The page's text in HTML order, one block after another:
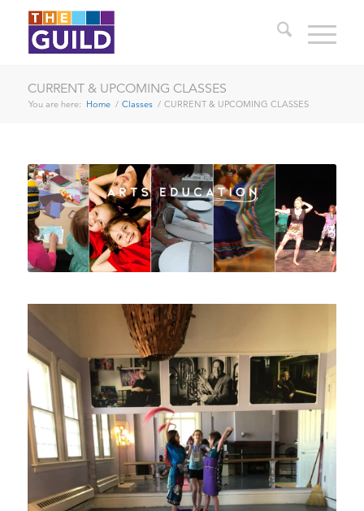
CURRENT & UPCOMING CLASSES
You are here: Home / Classes / CURRENT & UPCOMING CLASSES